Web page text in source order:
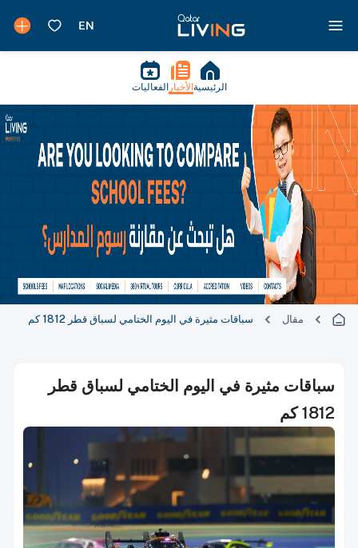
الرئيسية الأخبار الفعاليات
مقال سباقات مثيرة في اليوم الختامي لسباق قطر 1812 كم
سباقات مثيرة في اليوم الختامي لسباق قطر
1812 كم